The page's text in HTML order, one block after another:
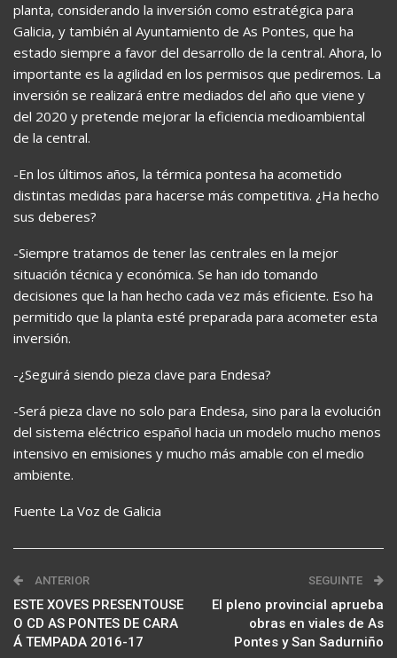
planta, considerando la inversión como estratégica para
Galicia, y también al Ayuntamiento de As Pontes, que ha
estado siempre a favor del desarrollo de la central. Ahora, lo
importante es la agilidad en los permisos que pediremos. La
inversión se realizará entre mediados del año que viene y
del 2020 y pretende mejorar la eficiencia medioambiental
de la central.
-En los últimos años, la térmica pontesa ha acometido
distintas medidas para hacerse más competitiva. ¿Ha hecho
sus deberes?
-Siempre tratamos de tener las centrales en la mejor
situación técnica y económica. Se han ido tomando
decisiones que la han hecho cada vez más eficiente. Eso ha
permitido que la planta esté preparada para acometer esta
inversión.
-¿Seguirá siendo pieza clave para Endesa?
-Será pieza clave no solo para Endesa, sino para la evolución
del sistema eléctrico español hacia un modelo mucho menos
intensivo en emisiones y mucho más amable con el medio
ambiente.
Fuente La Voz de Galicia
ANTERIOR
ESTE XOVES PRESENTOUSE
O CD AS PONTES DE CARA
Á TEMPADA 2016-17
SEGUINTE
El pleno provincial aprueba
obras en viales de As
Pontes y San Sadurniño